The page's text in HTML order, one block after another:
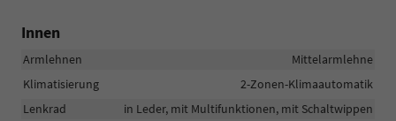
Innen
Armlehnen
Mittelarmlehne
Klimatisierung
2-Zonen-Klimaautomatik
Lenkrad
in Leder, mit Multifunktionen, mit Schaltwippen